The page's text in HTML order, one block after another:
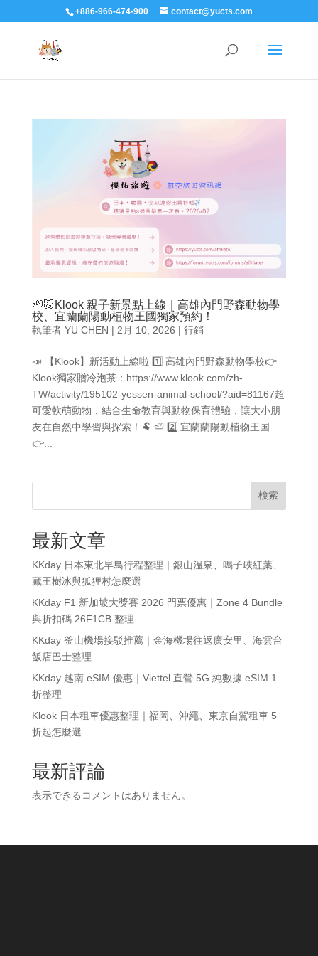
+886-966-474-900 contact@yucts.com
🦥🐷Klook 親子新景點上線｜高雄內門野森動物學
校、宜蘭蘭陽動植物王國獨家預約！
執筆者 YU CHEN | 2月 10, 2026 | 行銷
📣 【Klook】新活動上線啦 1️⃣ 高雄內門野森動物學校👉
Klook獨家贈冷泡茶：https://www.klook.com/zh-
TW/activity/195102-yessen-animal-school/?aid=81167超
可愛軟萌動物，結合生命教育與動物保育體驗，讓大小朋
友在自然中學習與探索！🐏 🦥 2️⃣ 宜蘭蘭陽動植物王国
👉...
検索
最新文章
KKday 日本東北早鳥行程整理｜銀山溫泉、鳴子峽紅葉、
藏王樹冰與狐狸村怎麼選
KKday F1 新加坡大獎賽 2026 門票優惠｜Zone 4 Bundle
與折扣碼 26F1CB 整理
KKday 釜山機場接駁推薦｜金海機場往返廣安里、海雲台
飯店巴士整理
KKday 越南 eSIM 優惠｜Viettel 直營 5G 純數據 eSIM 1
折整理
Klook 日本租車優惠整理｜福岡、沖繩、東京自駕租車 5
折起怎麼選
最新評論
表示できるコメントはありません。